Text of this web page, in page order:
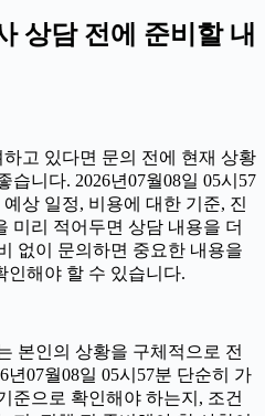
상담 전에 준비할 내
고 있다면 문의 전에 현재 상황
습니다. 2026년07월08일 05시57
상 일정, 비용에 대한 기준, 진
미리 적어두면 상담 내용을 더
없이 문의하면 중요한 내용을
인해야 할 수 있습니다.
본인의 상황을 구체적으로 전
07월08일 05시57분 단순히 가
준으로 확인해야 하는지, 조건